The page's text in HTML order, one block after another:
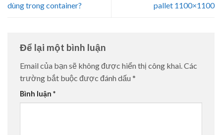
dùng trong container?
pallet 1100×1100
Để lại một bình luận
Email của bạn sẽ không được hiển thị công khai.Các
trường bắt buộc được đánh dấu *
Bình luận *